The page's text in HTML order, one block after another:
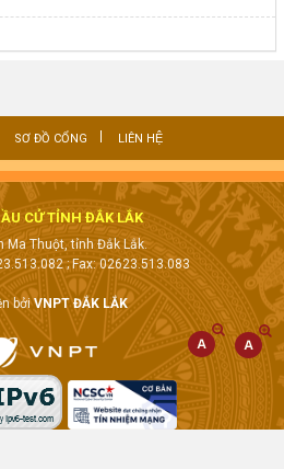
SƠ ĐỒ CỔNG LIÊN HỆ
CỬ TỈNH ĐẮK LẮK
Ma Thuột, tỉnh Đắk Lắk.
; Fax:02623.513.083
bởiVNPT ĐẮK LẮK